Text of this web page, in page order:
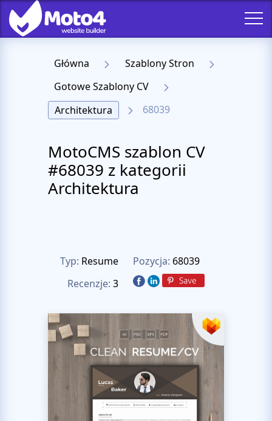
Główna
Szablony Stron
Gotowe Szablony CV
Architektura
68039
MotoCMS szablon CV
#68039 z kategorii
Architektura
Typ: Resume Pozycja: 68039
Recenzje: 3